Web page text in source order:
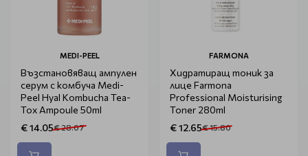
MEDI-PEEL
Възстановяващ ампулен
серум с комбуча Medi-
Peel Hyal Kombucha Tea-
Tox Ampoule 50ml
€ 14.05€ 28.07
FARMONA
Хидратиращ тоник за
лице Farmona
Professional Moisturising
Toner 280ml
€ 12.65€ 15.80